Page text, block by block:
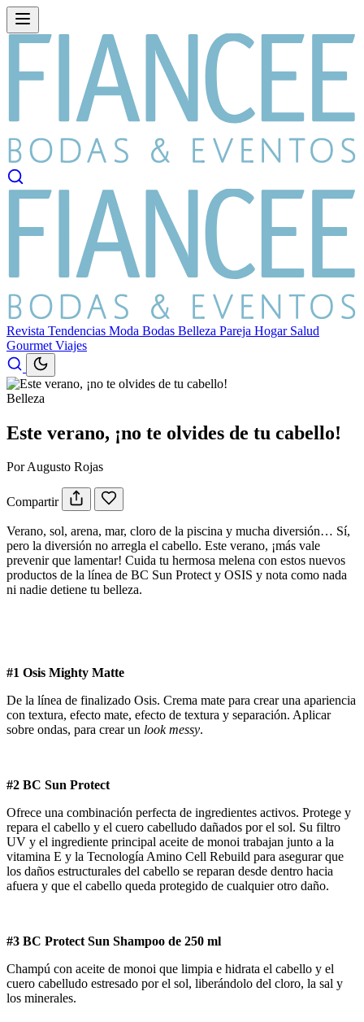
Revista Tendencias Moda Bodas Belleza Pareja Hogar Salud
Gourmet Viajes
Belleza
Este verano, ¡no te olvides de tu cabello!
Por Augusto Rojas
Compartir
Verano, sol, arena, mar, cloro de la piscina y mucha diversión… Sí,
pero la diversión no arregla el cabello. Este verano, ¡más vale
prevenir que lamentar! Cuida tu hermosa melena con estos nuevos
productos de la línea de BC Sun Protect y OSIS y nota como nada
ni nadie detiene tu belleza.
#1 Osis Mighty Matte
De la línea de finalizado Osis. Crema mate para crear una apariencia
con textura, efecto mate, efecto de textura y separación. Aplicar
sobre ondas, para crear un look messy.
#2 BC Sun Protect
Ofrece una combinación perfecta de ingredientes activos. Protege y
repara el cabello y el cuero cabelludo dañados por el sol. Su filtro
UV y el ingrediente principal aceite de monoi trabajan junto a la
vitamina E y la Tecnología Amino Cell Rebuild para asegurar que
los daños estructurales del cabello se reparan desde dentro hacia
afuera y que el cabello queda protegido de cualquier otro daño.
#3 BC Protect Sun Shampoo de 250 ml
Champú con aceite de monoi que limpia e hidrata el cabello y el
cuero cabelludo estresado por el sol, liberándolo del cloro, la sal y
los minerales.